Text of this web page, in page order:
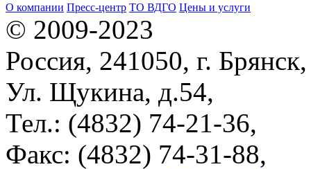
О компании Пресс-центр ТО ВДГО Цены и услуги
© 2009-2023
Россия, 241050, г. Брянск,
Ул. Щукина, д.54,
Тел.: (4832) 74-21-36,
Факс: (4832) 74-31-88,